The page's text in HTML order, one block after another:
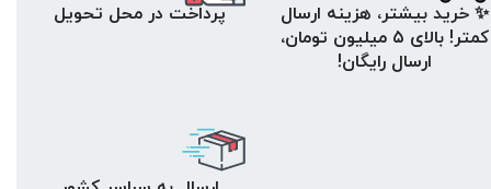
پرداخت در محل تحویل
✨ خرید بیشتر، هزینه ارسال
کمتر! بالای ۵ میلیون تومان،
ارسال رایگان!